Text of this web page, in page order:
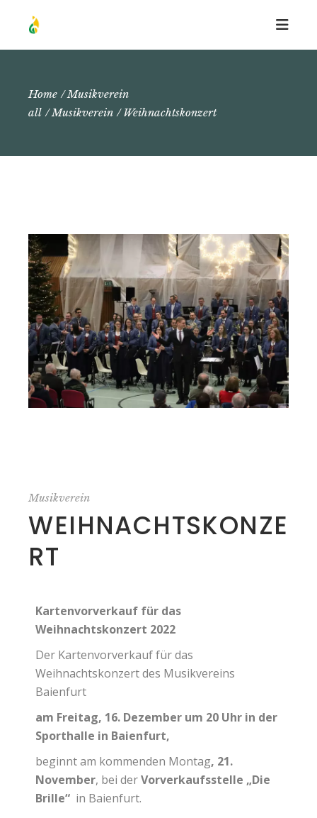
Home
Musikverein
all
Musikverein Weihnachtskonzert
Musikverein
WEIHNACHTSKONZE
RT
Kartenvorverkauf für das
Weihnachtskonzert 2022
Der Kartenvorverkauf für das
Weihnachtskonzert des Musikvereins
Baienfurt
am Freitag, 16. Dezember um 20 Uhr in der
Sporthalle in Baienfurt,
beginnt am kommenden Montag, 21.
November, bei derVorverkaufsstelle „Die
Brille“ in Baienfurt.